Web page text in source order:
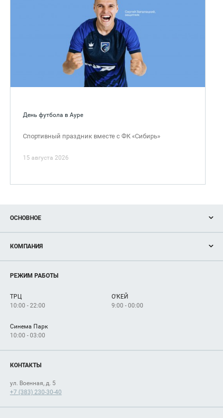
День футбола в Ауре
Спортивный праздник вместе с ФК «Сибирь»
15 августа 2026
ОСНОВНОЕ
Новости
Магазины
Услуги
КОМПАНИЯ
Рекламодателям
Как добраться
РЕЖИМ РАБОТЫ
ТРЦ
10:00 - 22:00
О'КЕЙ
9:00 - 00:00
Синема Парк
10:00 - 03:00
КОНТАКТЫ
ул. Военная, д. 5
+7 (383) 230-30-40